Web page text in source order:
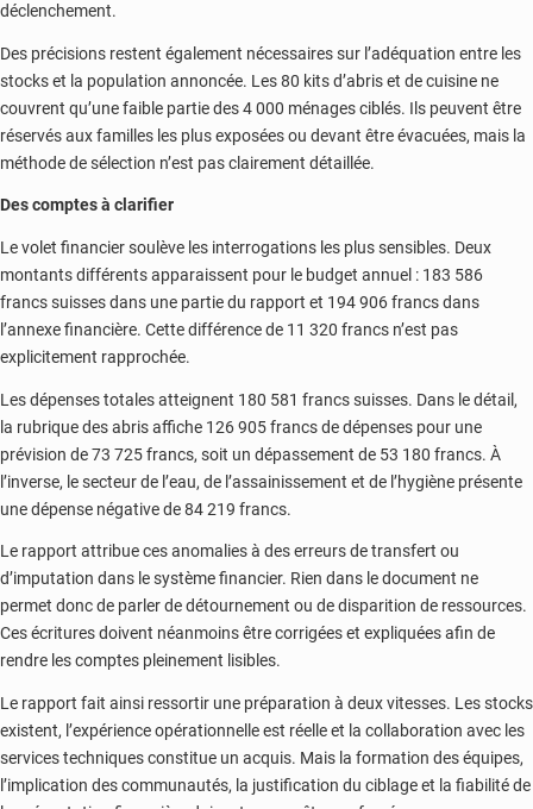
déclenchement.
Des précisions restent également nécessaires sur l’adéquation entre les
stocks et la population annoncée. Les 80 kits d’abris et de cuisine ne
couvrent qu’une faible partie des 4 000 ménages ciblés. Ils peuvent être
réservés aux familles les plus exposées ou devant être évacuées, mais la
méthode de sélection n’est pas clairement détaillée.
Des comptes à clarifier
Le volet financier soulève les interrogations les plus sensibles. Deux
montants différents apparaissent pour le budget annuel : 183 586
francs suisses dans une partie du rapport et 194 906 francs dans
l’annexe financière. Cette différence de 11 320 francs n’est pas
explicitement rapprochée.
Les dépenses totales atteignent 180 581 francs suisses. Dans le détail,
la rubrique des abris affiche 126 905 francs de dépenses pour une
prévision de 73 725 francs, soit un dépassement de 53 180 francs. À
l’inverse, le secteur de l’eau, de l’assainissement et de l’hygiène présente
une dépense négative de 84 219 francs.
Le rapport attribue ces anomalies à des erreurs de transfert ou
d’imputation dans le système financier. Rien dans le document ne
permet donc de parler de détournement ou de disparition de ressources.
Ces écritures doivent néanmoins être corrigées et expliquées afin de
rendre les comptes pleinement lisibles.
Le rapport fait ainsi ressortir une préparation à deux vitesses. Les stocks
existent, l’expérience opérationnelle est réelle et la collaboration avec les
services techniques constitue un acquis. Mais la formation des équipes,
l’implication des communautés, la justification du ciblage et la fiabilité de